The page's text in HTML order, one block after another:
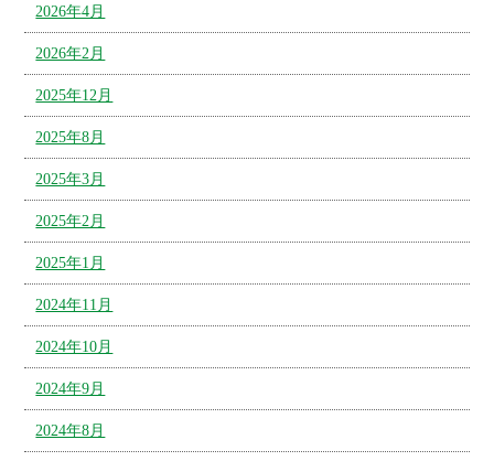
2026年4月
2026年2月
2025年12月
2025年8月
2025年3月
2025年2月
2025年1月
2024年11月
2024年10月
2024年9月
2024年8月